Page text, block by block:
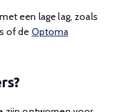
een lage lag, zoals
of de Optoma